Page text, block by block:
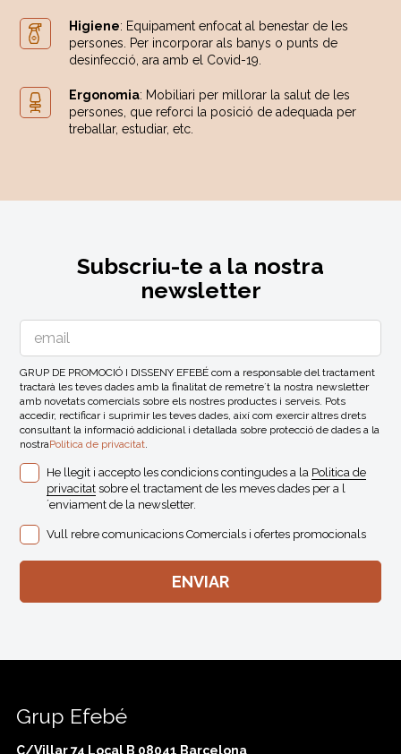
Higiene: Equipament enfocat al benestar de les
persones. Per incorporar als banys o punts de
desinfecció, ara amb el Covid-19.
Ergonomia: Mobiliari per millorar la salut de les
persones, que reforci la posició de adequada per
treballar, estudiar, etc.
Subscriu-te a la nostra
newsletter
GRUP DE PROMOCIÓ I DISSENY EFEBÉ com a responsable del tractament
tractarà les teves dades amb la finalitat de remetre´t la nostra newsletter
amb novetats comercials sobre els nostres productes i serveis. Pots
accedir, rectificar i suprimir les teves dades, així com exercir altres drets
consultant la informació addicional i detallada sobre protecció de dades a la
nostraPolitica de privacitat.
He llegit i accepto les condicions contingudes a la Politica de
privacitat sobre el tractament de les meves dades per a l
´enviament de la newsletter.
Vull rebre comunicacions Comercials i ofertes promocionals
Grup Efebé
C/Villar 74 Local B 08041 Barcelona